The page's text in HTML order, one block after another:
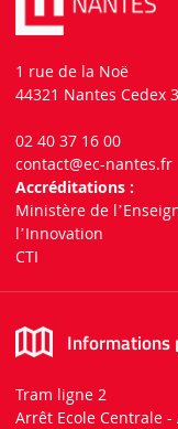
1 rue de la Noë
44321 Nantes Cedex 3
02 40 37 16 00
contact@ec-nantes.fr
Accréditations :
Ministère de
lʼInnovation
CTI
Informations
Tram ligne 2
Arrêt Ecole Centrale -